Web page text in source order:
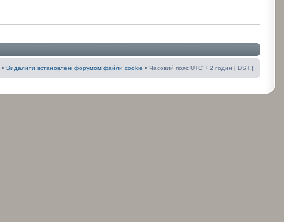
• Видалити встановлені форумом файли cookie • Часовий пояс UTC + 2 годин [ DST]